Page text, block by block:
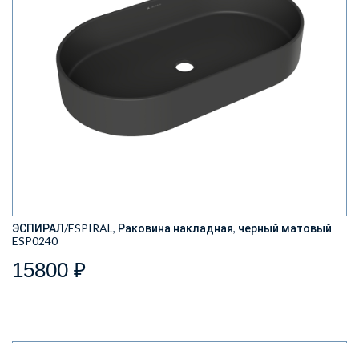
ЭСПИРАЛ/ESPIRAL, Раковина накладная, черный матовый
ESP0240
15800 ₽